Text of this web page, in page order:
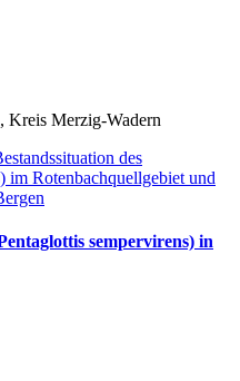
Kreis Merzig-Wadern
des
im Rotenbachquellgebiet und
sempervirens) in